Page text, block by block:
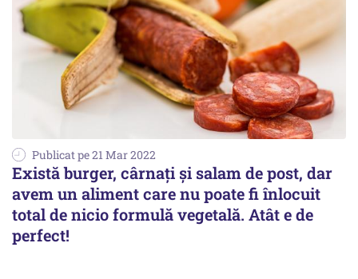
Publicat pe 21 Mar 2022
Există burger, cârnați și salam de post, dar
avem un aliment care nu poate fi înlocuit
total de nicio formulă vegetală. Atât e de
perfect!